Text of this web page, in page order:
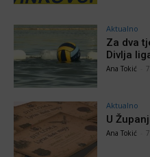
Aktualno
Za dva
Divlja
Ana Tokić
Aktualno
U
Ana Tokić